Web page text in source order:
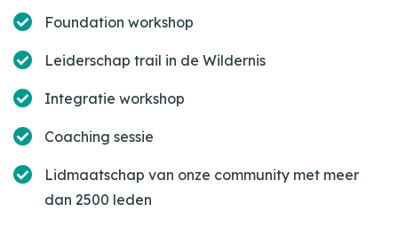
Foundation workshop
Leiderschap trail in de Wildernis
Integratie workshop
Coaching sessie
Lidmaatschap van onze community met meer
dan 2500 leden